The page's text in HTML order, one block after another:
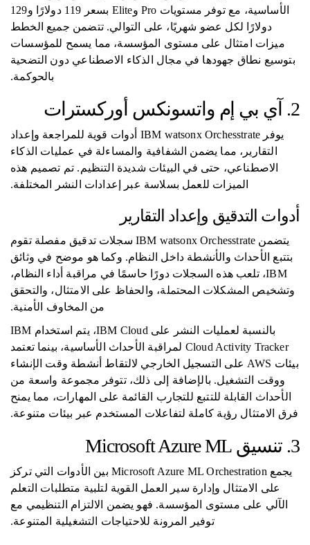
الأساسية، مع توفر مستويات Pro وElite بسعر 119 دولارًا و129
دولارًا لكل عضو شهريًا، على التوالي. تتضمن جميع الخطط
ميزات امتثال على مستوى المؤسسة، مما يسمح للمؤسسات
بتوسيع نطاق جهودها في مجال الذكاء الاصطناعي دون التضحية
بالحوكمة.
2. آي بي إم واتسونكس أوركسترات
يوفر IBM watsonx Orchesstrate أدوات قوية للمراجعة وإعداد
التقارير، مما يضمن الشفافية والمساءلة في عمليات الذكاء
الاصطناعي، حتى في البيئات شديدة التنظيم. تم تصميم هذه
الميزات للعمل بسلاسة عبر إعدادات النشر المختلفة.
أدوات التدقيق وإعداد التقارير
يتضمن IBM watsonx Orchesstrate سجلات تدقيق مفصلة تقوم
بتتبع الأحداث والأنشطة داخل النظام. وكما هو موضح في وثائق
IBM، تلعب هذه السجلات دورًا حاسمًا في مراقبة أداء النظام،
وتشخيص المشكلات المحتملة، والحفاظ على الامتثال، والتحقق
من المخاوف الأمنية.
بالنسبة لعمليات النشر على IBM Cloud، يتم استخدام IBM
Cloud Activity Tracker لمراقبة الأحداث الأساسية، بينما تعتمد
بيئات AWS على التسجيل الخارجي لالتقاط أنشطة وقت الإنشاء
ووقت التشغيل. بالإضافة إلى ذلك، تتوفر مجموعة واسعة من
الأحداث القابلة للتتبع للتجارب القائمة على المهارات، مما يمنح
فرق الامتثال رؤية كاملة لتفاعلات المستخدم عبر بيئات متنوعة.
3. تنسيق Microsoft Azure ML
يجمع Microsoft Azure ML Orchestration بين الأدوات التي تركز
على الامتثال وإدارة سير العمل القوية لتلبية متطلبات التعلم
الآلي على مستوى المؤسسة. فهو يضمن الالتزام التنظيمي مع
توفير المرونة للاحتياجات التشغيلية المتنوعة.